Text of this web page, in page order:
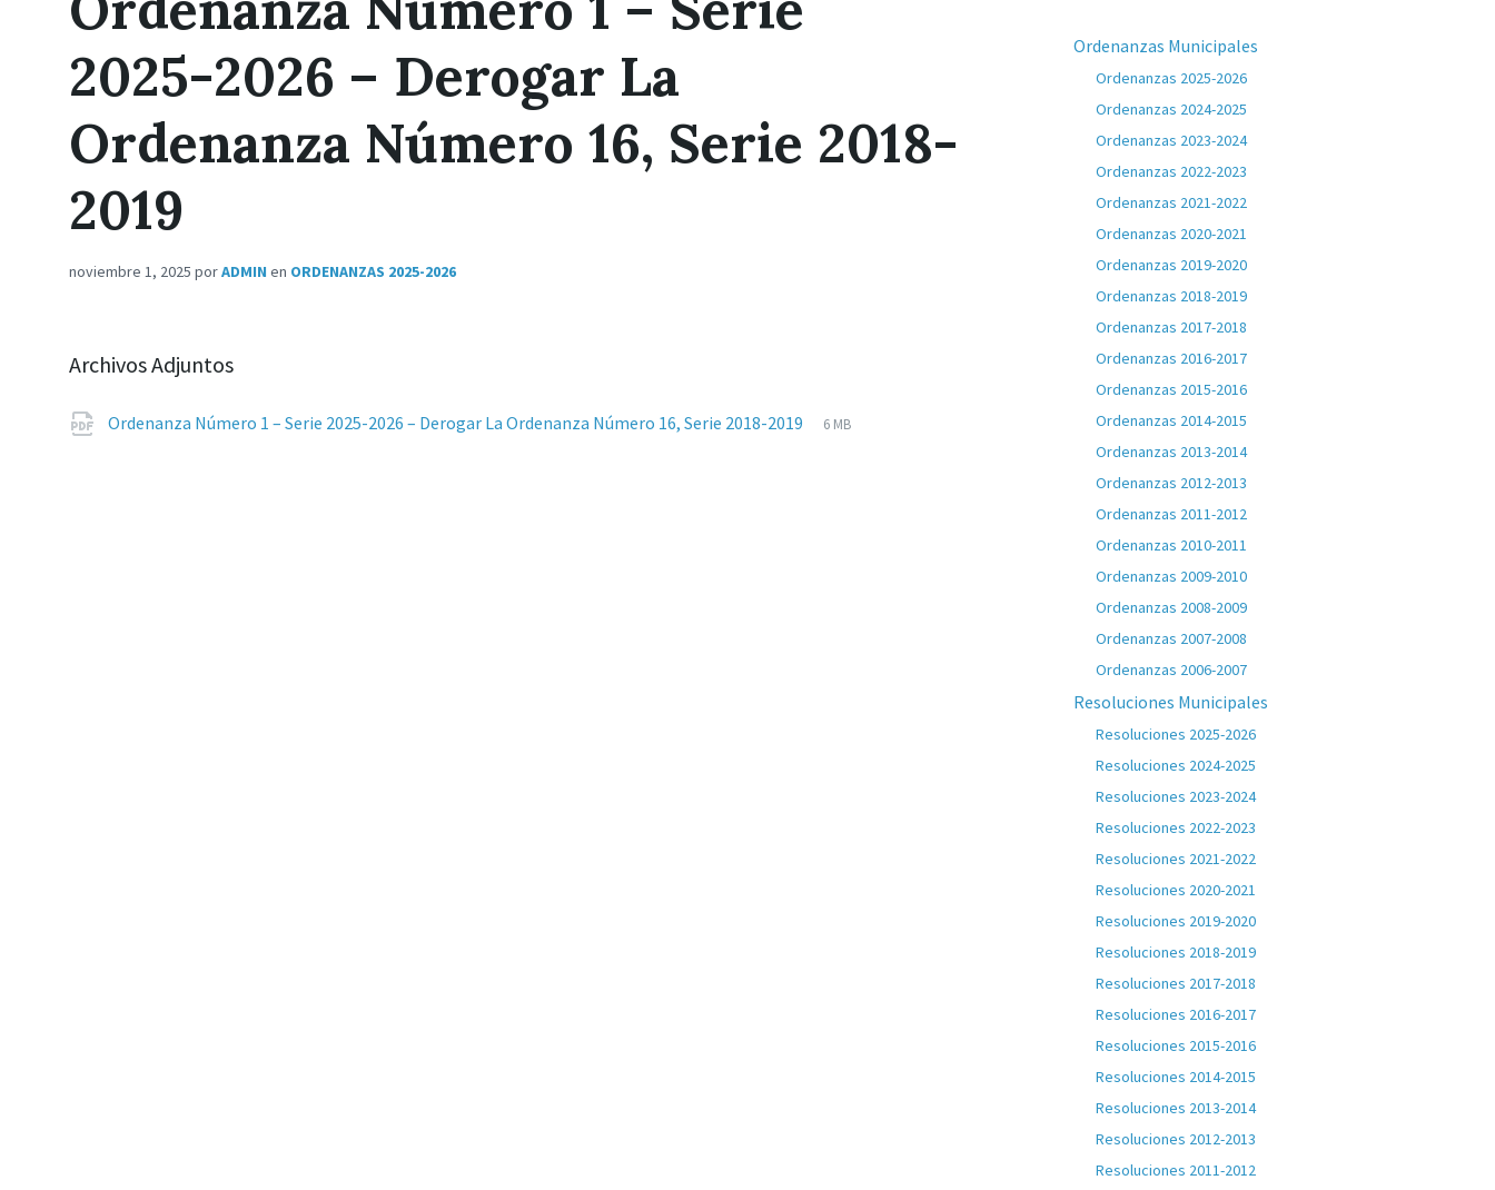
2025-2026 – Derogar La
Ordenanza Número 16, Serie 2018-
2019
noviembre 1, 2025 porADMIN en ORDENANZAS 2025-2026
Archivos Adjuntos
Ordenanza Número 1 – Serie 2025-2026 – Derogar La Ordenanza Número 16, Serie 2018-2019
Extensiones
pdf
Tamaño
6 MB
Ordenanzas Municipales
Ordenanzas 2025-2026
Ordenanzas 2024-2025
Ordenanzas 2023-2024
Ordenanzas 2022-2023
Ordenanzas 2021-2022
Ordenanzas 2020-2021
Ordenanzas 2019-2020
Ordenanzas 2018-2019
Ordenanzas 2017-2018
Ordenanzas 2016-2017
Ordenanzas 2015-2016
Ordenanzas 2014-2015
Ordenanzas 2013-2014
Ordenanzas 2012-2013
Ordenanzas 2011-2012
Ordenanzas 2010-2011
Ordenanzas 2009-2010
Ordenanzas 2008-2009
Ordenanzas 2007-2008
Ordenanzas 2006-2007
Resoluciones Municipales
Resoluciones 2025-2026
Resoluciones 2024-2025
Resoluciones 2023-2024
Resoluciones 2022-2023
Resoluciones 2021-2022
Resoluciones 2020-2021
Resoluciones 2019-2020
Resoluciones 2018-2019
Resoluciones 2017-2018
Resoluciones 2016-2017
Resoluciones 2015-2016
Resoluciones 2014-2015
Resoluciones 2013-2014
Resoluciones 2012-2013
Resoluciones 2011-2012